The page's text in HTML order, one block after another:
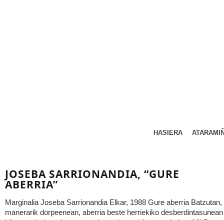
HASIERA
JOSEBA SARRIONANDIA, “GURE
ABERRIA”
Marginalia Joseba Sarrionandia Elkar, 1988 Gure aberria Batzutan,
manerarik dorpeenean, aberria beste herriekiko desberdintasunean